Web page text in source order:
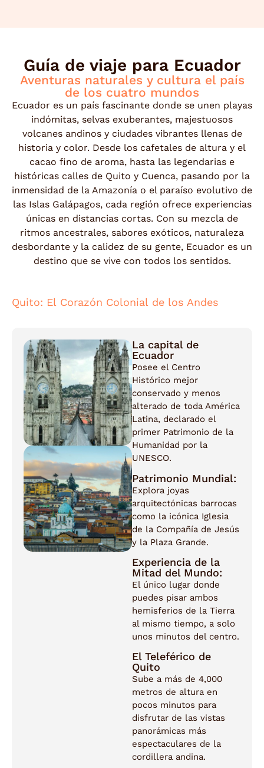
Guía de viaje para Ecuador
Aventuras naturales y cultura el país
de los cuatro mundos
Ecuador es un país fascinante donde se unen playas
indómitas, selvas exuberantes, majestuosos
volcanes andinos y ciudades vibrantes llenas de
historia y color. Desde los cafetales de altura y el
cacao fino de aroma, hasta las legendarias e
históricas calles de Quito y Cuenca, pasando por la
inmensidad de la Amazonía o el paraíso evolutivo de
las Islas Galápagos, cada región ofrece experiencias
únicas en distancias cortas. Con su mezcla de
ritmos ancestrales, sabores exóticos, naturaleza
desbordante y la calidez de su gente, Ecuador es un
destino que se vive con todos los sentidos.
Quito: El Corazón Colonial de los Andes
La capital de
Ecuador
Posee el Centro
Histórico mejor
conservado y menos
alterado de toda América
Latina, declarado el
primer Patrimonio de la
Humanidad por la
UNESCO.
Patrimonio Mundial:
Explora joyas
arquitectónicas barrocas
como la icónica Iglesia
de la Compañía de Jesús
y la Plaza Grande.
Experiencia de la
Mitad del Mundo:
El único lugar donde
puedes pisar ambos
hemisferios de la Tierra
al mismo tiempo, a solo
unos minutos del centro.
El Teleférico de
Quito
Sube a más de 4,000
metros de altura en
pocos minutos para
disfrutar de las vistas
panorámicas más
espectaculares de la
cordillera andina.